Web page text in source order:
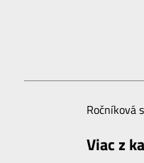
Ročníková
Viac z